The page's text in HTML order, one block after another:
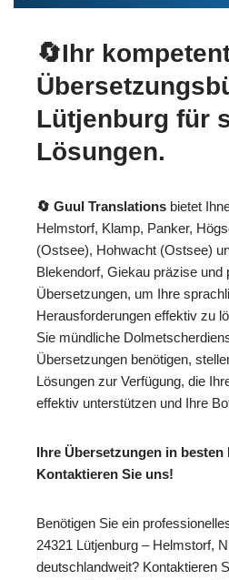
🔄Ihr
Lütjenburg für
Lösungen.
🔄 Guul Translations bietet
Helmstorf, Klamp, Panker,
(Ostsee), Hohwacht (Ostsee)
Blekendorf, Giekau präzise und
Übersetzungen, um Ihre
Herausforderungen effektiv zu
Sie mündliche
Übersetzungen benötigen,
Lösungen zur Verfügung, die
effektiv unterstützen und Ihre
Ihre Übersetzungen in besten
Kontaktieren Sie uns!
Benötigen Sie ein
24321 Lütjenburg – Helmstorf,
deutschlandweit? Kontaktieren